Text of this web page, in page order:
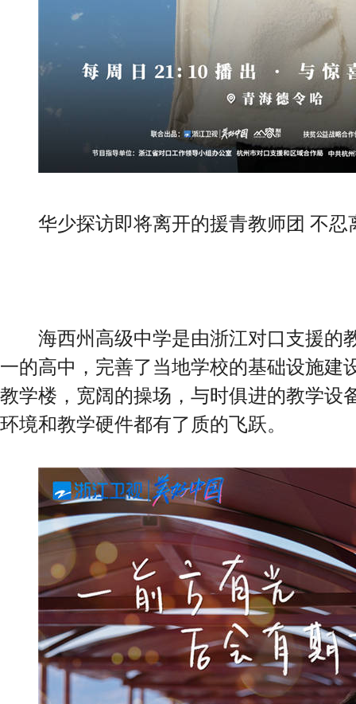
华少探访即将离开的援青教师团 不忍
海西州高级中学是由浙江对口支援的
一的高中，完善了当地学校的基础设施建
教学楼，宽阔的操场，与时俱进的教学设
环境和教学硬件都有了质的飞跃。